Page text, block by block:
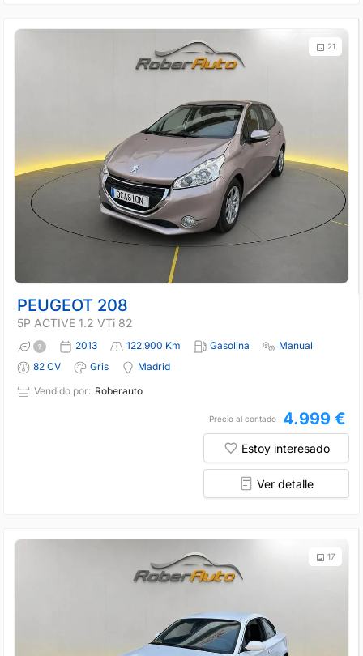
21
PEUGEOT 208
5P ACTIVE 1.2 VTi 82
2013 122.900 Km Gasolina
Manual
82 CV
Gris
Madrid
Vendido por: Roberauto
Precio al contado 4.999 €
Estoy interesado
Ver detalle
17